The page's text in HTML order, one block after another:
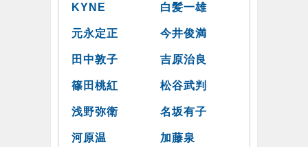
KYNE 白髪一雄
元永定正 今井俊満
田中敦子 吉原治良
篠田桃紅 松谷武判
浅野弥衛 名坂有子
河原温 加藤泉